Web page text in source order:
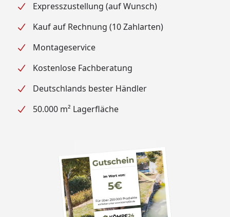
Expresszustellung (auf Wunsch)
Kauf auf Rechnung (10 Zahlarten)
Montageservice
Kostenlose Fachberatung
Deutschlands bester Händler
50.000 m² Lagerfläche